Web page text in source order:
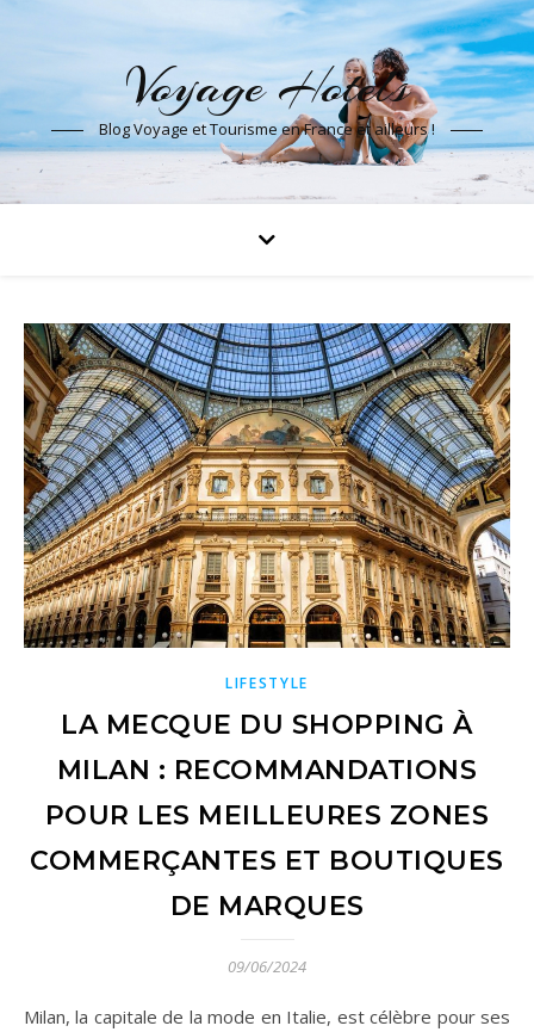
Voyage Hotels
Blog Voyage et Tourisme en France et ailleurs !
LIFESTYLE
LA MECQUE DU SHOPPING À
MILAN : RECOMMANDATIONS
POUR LES MEILLEURES ZONES
COMMERÇANTES ET BOUTIQUES
DE MARQUES
09/06/2024
Milan, la capitale de la mode en Italie, est célèbre pour ses